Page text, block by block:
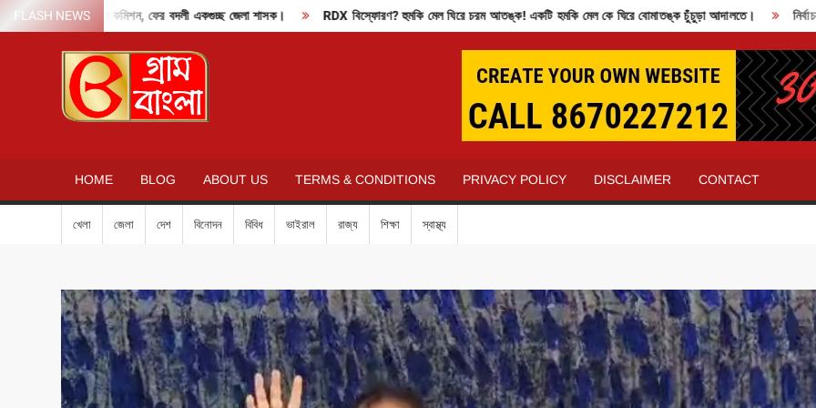
Skip
to
FLASH NEWS
মোডে নির্বাচন কমিশন, ফের বদলী একগুচ্ছ জেলা শাসক। RDX বিস্ফোরণ? হুমকি মেল ঘিরে চরম আতঙ্ক! একটি হমকি মেল কে ঘিরে বোমাতঙ্ক চুঁচুড়া আদালতে। নির্বাচন
HOME BLOG ABOUT US TERMS & CONDITIONS PRIVACY POLICY DISCLAIMER CONTACT
খেলা জেলা দেশ বিনোদন বিবিধ ভাইরাল রাজ্য শিক্ষা স্বাস্থ্য